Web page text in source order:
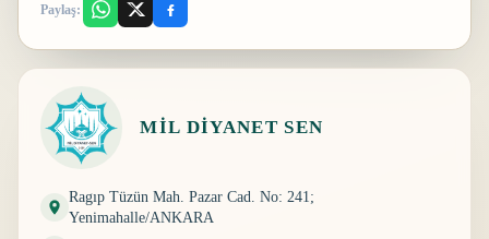
Paylaş:
MIL DIYANET SEN
Ragıp Tüzün Mah. Pazar Cad. No: 241;
Yenimahalle/ANKARA